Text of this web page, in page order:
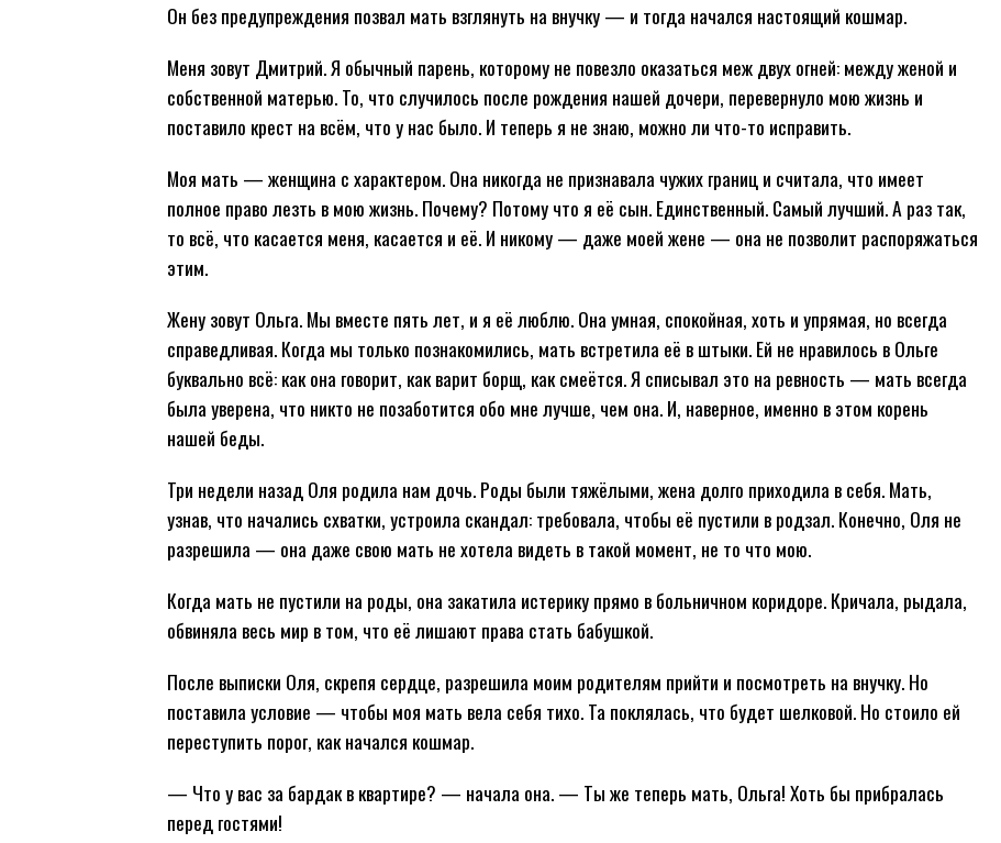
Он без предупреждения позвал мать взглянуть на внучку — и тогда начался настоящий кошмар.
Меня зовут Дмитрий. Я обычный парень, которому не повезло оказаться меж двух огней: между женой и
собственной матерью. То, что случилось после рождения нашей дочери, перевернуло мою жизнь и
поставило крест на всём, что у нас было. И теперь я не знаю, можно ли что-то исправить.
Моя мать — женщина с характером. Она никогда не признавала чужих границ и считала, что имеет
полное право лезть в мою жизнь. Почему? Потому что я её сын. Единственный. Самый лучший. А раз так,
то всё, что касается меня, касается и её. И никому — даже моей жене — она не позволит распоряжаться
этим.
Жену зовут Ольга. Мы вместе пять лет, и я её люблю. Она умная, спокойная, хоть и упрямая, но всегда
справедливая. Когда мы только познакомились, мать встретила её в штыки. Ей не нравилось в Ольге
буквально всё: как она говорит, как варит борщ, как смеётся. Я списывал это на ревность — мать всегда
была уверена, что никто не позаботится обо мне лучше, чем она. И, наверное, именно в этом корень
нашей беды.
Три недели назад Оля родила нам дочь. Роды были тяжёлыми, жена долго приходила в себя. Мать,
узнав, что начались схватки, устроила скандал: требовала, чтобы её пустили в родзал. Конечно, Оля не
разрешила — она даже свою мать не хотела видеть в такой момент, не то что мою.
Когда мать не пустили на роды, она закатила истерику прямо в больничном коридоре. Кричала, рыдала,
обвиняла весь мир в том, что её лишают права стать бабушкой.
После выписки Оля, скрепя сердце, разрешила моим родителям прийти и посмотреть на внучку. Но
поставила условие — чтобы моя мать вела себя тихо. Та поклялась, что будет шелковой. Но стоило ей
переступить порог, как начался кошмар.
— Что у вас за бардак в квартире? — начала она. — Ты же теперь мать, Ольга! Хоть бы прибралась
перед гостями!